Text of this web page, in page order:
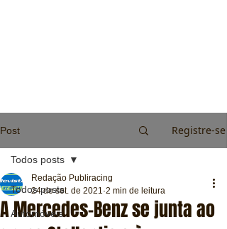
Post Registre-se
Todos posts
Automóveis
Todos posts
A Mercedes-Benz se junta ao
Redação Publiracing
24 de set. de 2021 2 min de leitura